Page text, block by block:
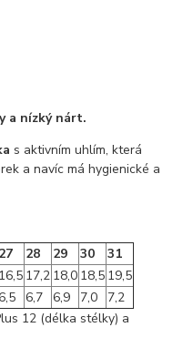
a nízký nárt.
s aktivním uhlím, která
a navíc má hygienické a
27 28 29 30
31
16,5 17,2 18,0 18,5 19,5
6,7 6,9 7,0
7,2
12 (délka stélky) a